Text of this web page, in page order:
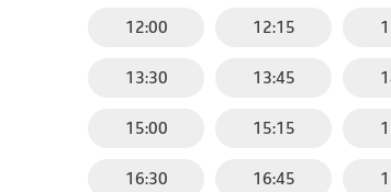
12:00 12:15
13:30 13:45
15:00 15:15
16:30 16:45